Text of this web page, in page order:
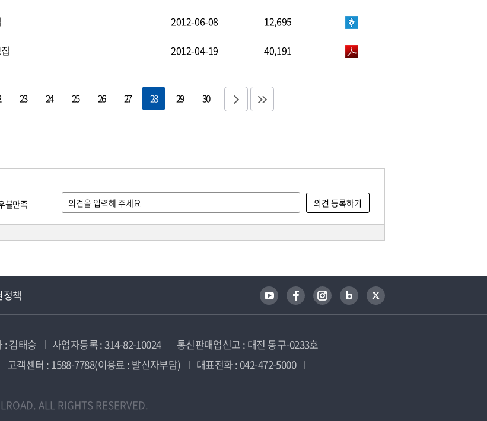
2012-06-08 12,695
2012-04-19 40,191
23 24 25 26 27 28 29 30
불만족
정책
: 김태승 사업자등록 : 314-82-10024
통신판매업신고 : 대전 동구-0233호
고객센터 : 1588-7788(이용료 : 발신자부담)
대표전화 : 042-472-5000
ALL RIGHTS RESERVED.